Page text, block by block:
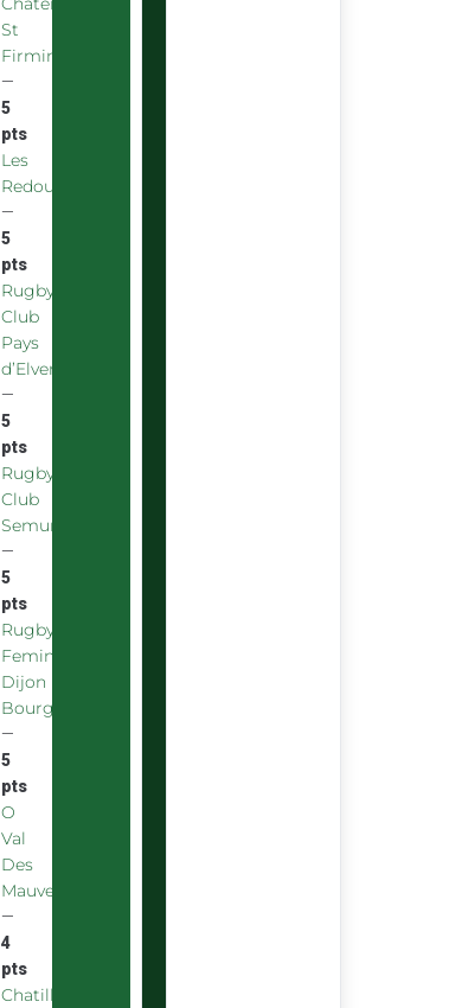
St
Firmin
—
5
pts
Les
Redoubstables
—
5
pts
Rugby
Club
Pays
d’Elven
—
5
pts
Rugby
Club
Semurois
—
5
pts
Rugby
Feminin
Dijon
Bourgogne
—
5
pts
O
Val
Des
Mauves
—
4
pts
Chatillon